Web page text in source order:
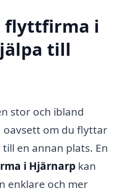
flyttfirma i
till
stor och ibland
oavsett om du flyttar
en annan plats. En
i Hjärnarp kan
enklare och mer